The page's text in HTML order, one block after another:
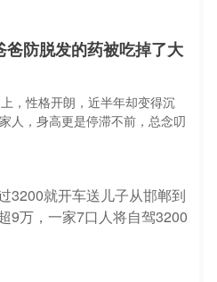
防脱发的药被吃掉了大
，性格开朗，近半年却变得沉
人，身高更是停滞不前，总念叨